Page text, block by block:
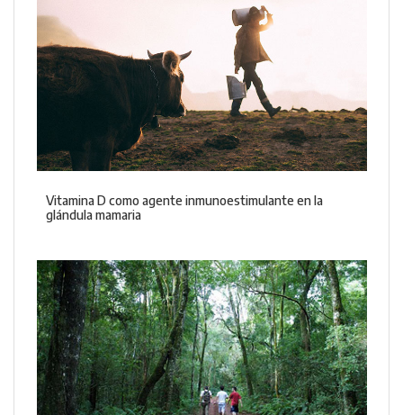
Vitamina D como agente inmunoestimulante en la
glándula mamaria